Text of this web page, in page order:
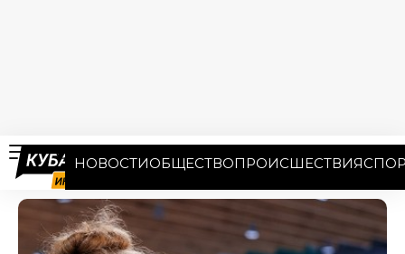
НОВОСТИОБЩЕСТВОПРОИСШЕСТВИЯ